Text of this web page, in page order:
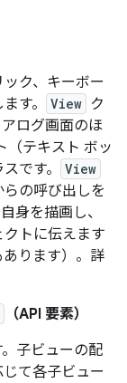
ク、キーボー
す。
View ク
ログ画面のほ
（テキスト ボッ
です。
View
の呼び出しを
身を描画し、
トに伝えます
あります）。詳
（API 要素）
子ビューの配
て各子ビュー